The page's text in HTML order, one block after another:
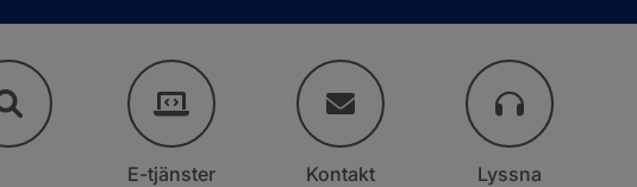
E-tjänster Kontakt Lyssna